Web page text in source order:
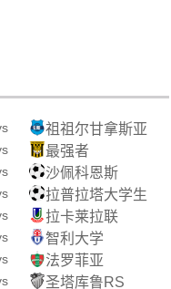
祖祖尔甘拿斯亚
最强者
沙佩科恩斯
拉普拉塔大学生
拉卡莱拉联
智利大学
法罗菲亚
圣塔库鲁RS